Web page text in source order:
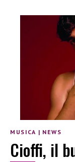
MUSICA | NEWS
Cioffi, il